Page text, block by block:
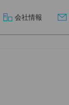
会社情報